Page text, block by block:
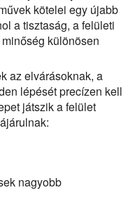
kötelei egy újabb
a tisztaság, a felületi
különösen
az elvárásoknak, a
lépését precízen kell
játszik a felület
nagyobb